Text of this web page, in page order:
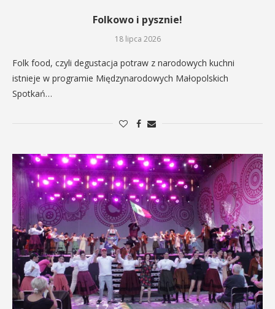
Folkowo i pysznie!
18 lipca 2026
Folk food, czyli degustacja potraw z narodowych kuchni
istnieje w programie Międzynarodowych Małopolskich
Spotkań…